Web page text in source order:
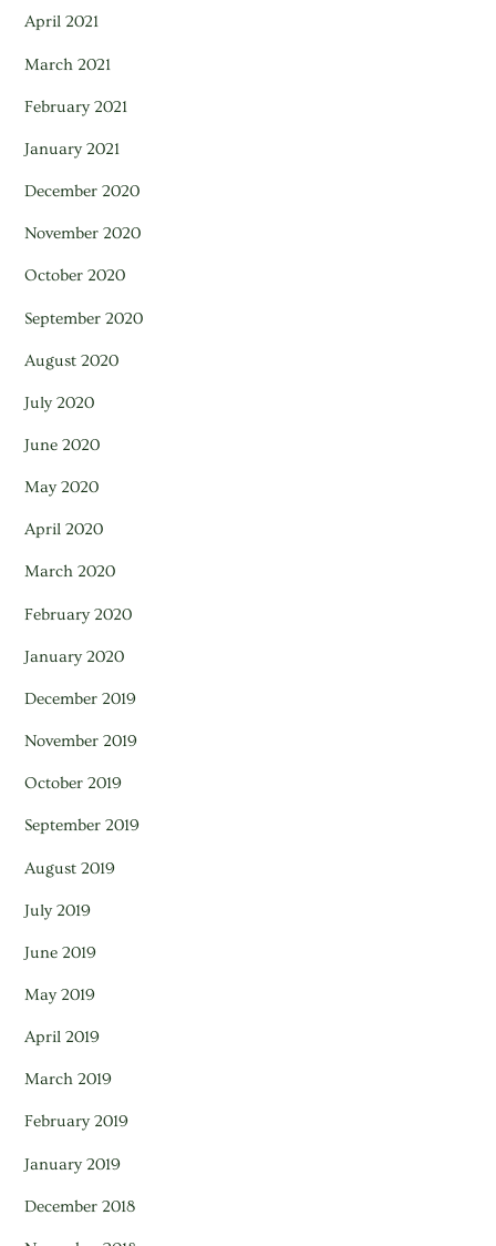
April 2021
March 2021
February 2021
January 2021
December 2020
November 2020
October 2020
September 2020
August 2020
July 2020
June 2020
May 2020
April 2020
March 2020
February 2020
January 2020
December 2019
November 2019
October 2019
September 2019
August 2019
July 2019
June 2019
May 2019
April 2019
March 2019
February 2019
January 2019
December 2018